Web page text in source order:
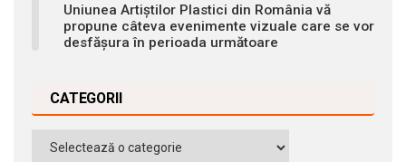
Uniunea Artiștilor Plastici din România vă
propune câteva evenimente vizuale care se vor
desfășura în perioada următoare
CATEGORII
Categorii